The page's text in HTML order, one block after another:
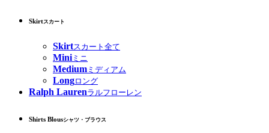
Skirtスカート
Skirtスカート全て
Miniミニ
Medium ミディアム
Longロング
Ralph Laurenラルフローレン
Shirts Blousシャツ・ブラウス